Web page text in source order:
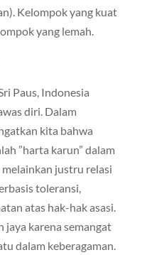
Kelompok yang kuat
yang lemah.
Paus, Indonesia
diri. Dalam
kita bahwa
”harta karun” dalam
justru relasi
toleransi,
atas hak-hak asasi.
jaya karena semangat
dalam keberagaman.